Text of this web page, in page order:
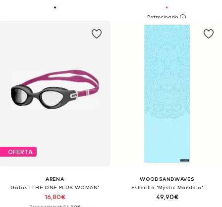
OFERTA
ARENA
Gafas 'THE ONE PLUS WOMAN'
16,80€
WOODSANDWAVES
Esterilla 'Mystic Mandala'
49,90€